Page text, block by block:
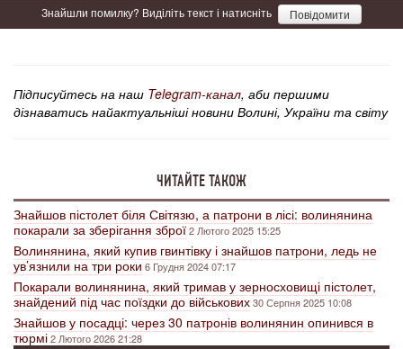
Знайшли помилку? Виділіть текст і натисніть Повідомити
Підписуйтесь на наш Telegram-канал, аби першими
дізнаватись найактуальніші новини Волині, України та світу
ЧИТАЙТЕ ТАКОЖ
Знайшов пістолет біля Світязю, а патрони в лісі: волинянина
покарали за зберігання зброї2 Лютого 2025 15:25
Волинянина, який купив гвинтівку і знайшов патрони, ледь не
ув’язнили на три роки6 Грудня 2024 07:17
Покарали волинянина, який тримав у зерносховищі пістолет,
знайдений під час поїздки до військових30 Серпня 2025 10:08
Знайшов у посадці: через 30 патронів волинянин опинився в
тюрмі2 Лютого 2026 21:28